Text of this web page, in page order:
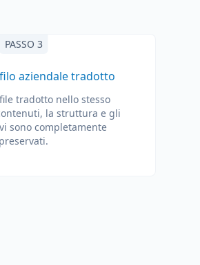
PASSO 3
aziendale tradotto
tradotto nello stesso
la struttura e gli
sono completamente
preservati.